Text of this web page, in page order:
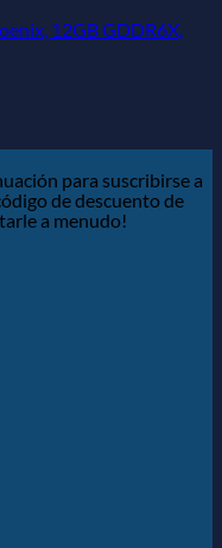
12GB GDDR6X,
para suscribirse a
de descuento de
a menudo!